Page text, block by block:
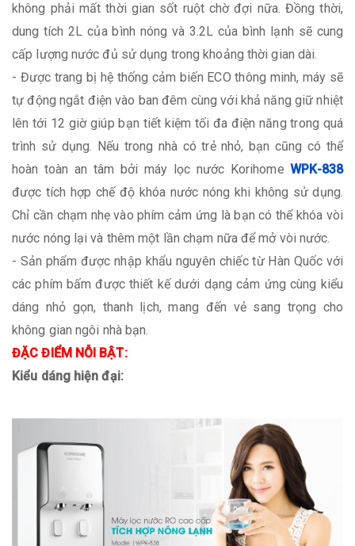
không phải mất thời gian sốt ruột chờ đợi nữa. Đồng thời,
dung tích 2L của bình nóng và 3.2L của bình lạnh sẽ cung
cấp lượng nước đủ sử dụng trong khoảng thời gian dài.
- Được trang bị hệ thống cảm biến ECO thông minh, máy sẽ
tự động ngắt điện vào ban đêm cùng với khả năng giữ nhiệt
lên tới 12 giờ giúp bạn tiết kiệm tối đa điện năng trong quá
trình sử dụng. Nếu trong nhà có trẻ nhỏ, bạn cũng có thể
hoàn toàn an tâm bởi máy lọc nước Korihome WPK-838
được tích hợp chế độ khóa nước nóng khi không sử dụng.
Chỉ cần chạm nhẹ vào phím cảm ứng là bạn có thể khóa vòi
nước nóng lại và thêm một lần chạm nữa để mở vòi nước.
- Sản phẩm được nhập khẩu nguyên chiếc từ Hàn Quốc với
các phím bấm được thiết kế dưới dạng cảm ứng cùng kiểu
dáng nhỏ gọn, thanh lịch, mang đến vẻ sang trọng cho
không gian ngôi nhà bạn.
ĐẶC ĐIỂM NỖI BẬT:
Kiểu dáng hiện đại: